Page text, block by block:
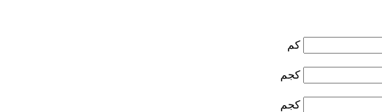
كم
كجم
كجم